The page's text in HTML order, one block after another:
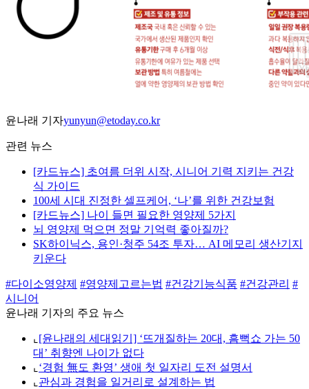
윤나래 기자yunyun@etoday.co.kr
관련 뉴스
[카드뉴스] 초여름 더위 시작, 시니어 기력 지키는 건강
식 가이드
100세 시대 진정한 셀프케어, ‘나’를 위한 건강보험
[카드뉴스] 나이 들면 필요한 영양제 5가지
뇌 영양제 먹으면 정말 기억력 좋아질까?
SK하이닉스, 용인·청주 54조 투자… AI 메모리 생산기지
키운다
#다이소영양제 #영양제고르는법 #건강기능식품 #건강관리 #
시니어
윤나래 기자의 주요 뉴스
⌞ [윤나래의 세대읽기] ‘뜨개질하는 20대, 흠뻑쇼 가는 50
대’ 취향엔 나이가 없다
⌞ ‘경험 無도 환영’ 생애 첫 일자리 도전 설명서
⌞ 관심과 경험을 일거리로 설계하는 법